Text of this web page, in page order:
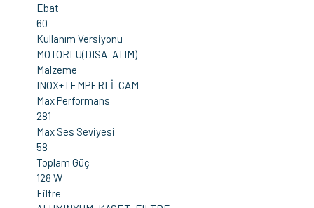
Ebat
60
Kullanım Versiyonu
MOTORLU(DISA_ATIM)
Malzeme
INOX+TEMPERLİ_CAM
Max Performans
281
Max Ses Seviyesi
58
Toplam Güç
128 W
Filtre